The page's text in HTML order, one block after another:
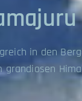
in den
grandiosen